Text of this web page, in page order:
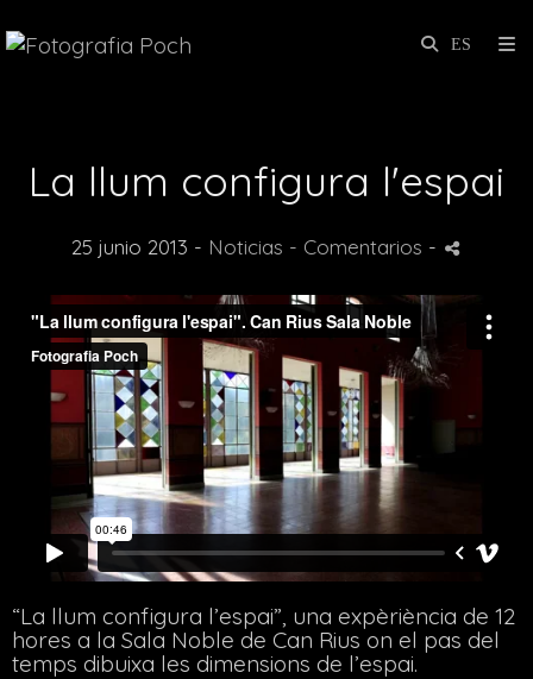
La llum configura l'espai
25 junio 2013 - Noticias - Comentarios -
“La llum configura l’espai”, una expèriència de 12
hores a la Sala Noble de Can Rius on el pas del
temps dibuixa les dimensions de l’espai.